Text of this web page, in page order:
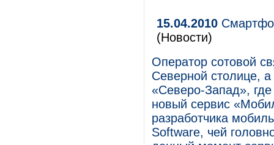
15.04.2010
(Новости)
Оператор сотовой
Северной столице,
«Северо-Запад»,
новый сервис
разработчика
Software, чей